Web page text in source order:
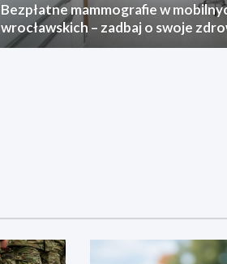
Bezpłatne mammografie w
wrocławskich – zadbaj o swoje